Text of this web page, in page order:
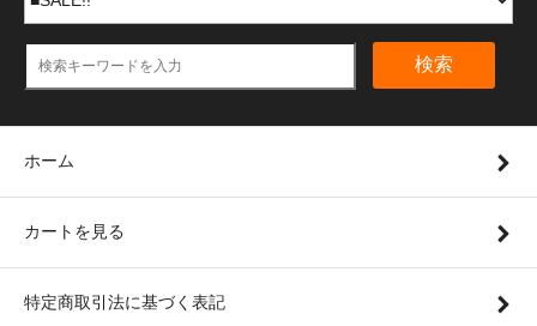
検索
ホーム
カートを見る
特定商取引法に基づく表記